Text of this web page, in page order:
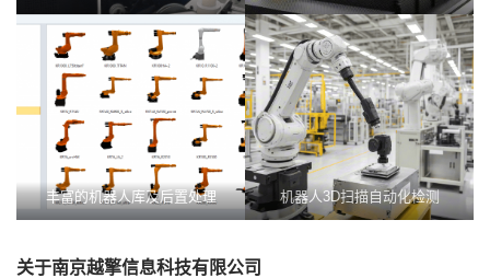
丰富的机器人库及后置处理 机器人3D扫描自动化检测
关于南京越擎信息科技有限公司